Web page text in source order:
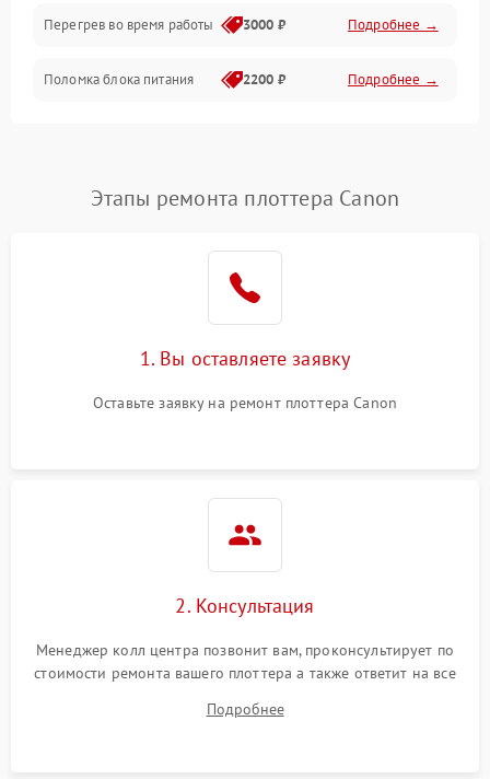
Корпус/Герметичность
Интерфейсы
Перегрев во время работы 3000 ₽ Подробнее →
Поломка блока питания 2200 ₽ Подробнее →
Этапы ремонта плоттера Canon
1. Вы оставляете заявку
Оставьте заявку на ремонт плоттера Canon
2. Консультация
Менеджер колл центра позвонит вам, проконсультирует по
стоимости ремонта вашего плоттера а также ответит на все
Подробнее